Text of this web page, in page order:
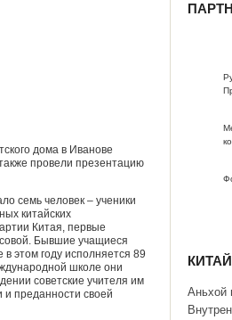
дома в Иванове
провели презентацию
семь человек – ученики
китайских
Китая, первые
Бывшие учащиеся
этом году исполняется 89
школе они
советские учителя им
и преданности своей
Аньхой